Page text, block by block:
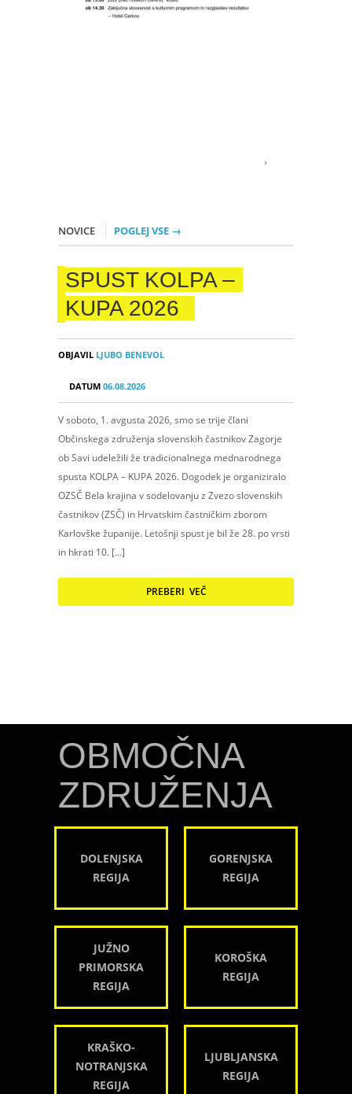
NOVICE POGLEJ VSE →
SPUST KOLPA –
KUPA 2026
OBJAVIL LJUBO BENEVOL
DATUM 06.08.2026
V soboto, 1. avgusta 2026, smo se trije člani
Občinskega združenja slovenskih častnikov Zagorje
ob Savi udeležili že tradicionalnega mednarodnega
spusta KOLPA – KUPA 2026. Dogodek je organiziralo
OZSČ Bela krajina v sodelovanju z Zvezo slovenskih
častnikov (ZSČ) in Hrvatskim častničkim zborom
Karlovške županije. Letošnji spust je bil že 28. po vrsti
in hkrati 10. […]
PREBERI VEČ
OBMOČNA
ZDRUŽENJA
DOLENJSKA
REGIJA
GORENJSKA
REGIJA
JUŽNO
PRIMORSKA
REGIJA
KOROŠKA
REGIJA
KRAŠKO-
NOTRANJSKA
REGIJA
LJUBLJANSKA
REGIJA